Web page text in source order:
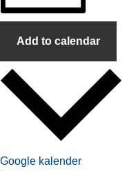
Add to calendar
Google kalender